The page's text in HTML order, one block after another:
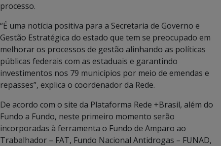
processo.
“É uma notícia positiva para a Secretaria de Governo e
Gestão Estratégica do estado que tem se preocupado em
melhorar os processos de gestão alinhando as políticas
públicas federais com as estaduais e garantindo
investimentos nos 79 municípios por meio de emendas e
repasses”, explica o coordenador da Rede.
De acordo com o site da Plataforma Rede +Brasil, além do
Fundo a Fundo, neste primeiro momento serão
incorporadas à ferramenta o Fundo de Amparo ao
Trabalhador – FAT, Fundo Nacional Antidrogas – FUNAD,